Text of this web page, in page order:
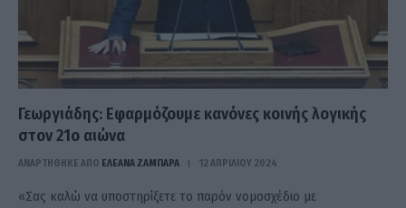
Γεωργιάδης: Εφαρμόζουμε κανόνες κοινής λογικής
στον 21ο αιώνα
ΑΝΑΡΤΗΘΗΚΕ ΑΠΟ ΕΛΕΑΝΑ ΖΑΜΠΑΡΑ 12 ΑΠΡΙΛΊΟΥ 2024
«Σας καλώ να υποστηρίξετε το παρόν νομοσχέδιο με